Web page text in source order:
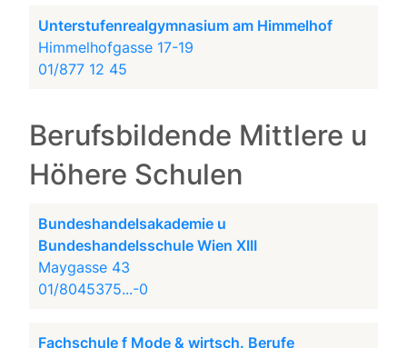
Unterstufenrealgymnasium am Himmelhof
Himmelhofgasse 17-19
01/877 12 45
Berufsbildende Mittlere u
Höhere Schulen
Bundeshandelsakademie u
Bundeshandelsschule Wien XIII
Maygasse 43
01/8045375...-0
Fachschule f Mode & wirtsch. Berufe